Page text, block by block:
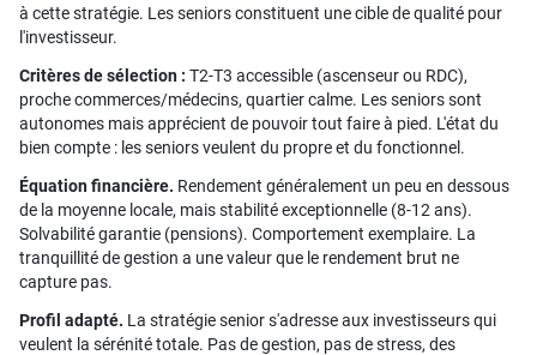
à cette stratégie. Les seniors constituent une cible de qualité pour
l'investisseur.
Critères de sélection : T2-T3 accessible (ascenseur ou RDC),
proche commerces/médecins, quartier calme. Les seniors sont
autonomes mais apprécient de pouvoir tout faire à pied. L'état du
bien compte : les seniors veulent du propre et du fonctionnel.
Équation financière. Rendement généralement un peu en dessous
de la moyenne locale, mais stabilité exceptionnelle (8-12 ans).
Solvabilité garantie (pensions). Comportement exemplaire. La
tranquillité de gestion a une valeur que le rendement brut ne
capture pas.
Profil adapté. La stratégie senior s'adresse aux investisseurs qui
veulent la sérénité totale. Pas de gestion, pas de stress, des